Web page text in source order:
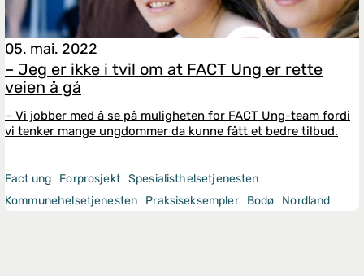
05. mai. 2022
– Jeg er ikke i tvil om at FACT Ung er rette
veien å gå
– Vi jobber med å se på muligheten for FACT Ung-team fordi
vi tenker mange ungdommer da kunne fått et bedre tilbud.
Fact ung Forprosjekt Spesialisthelsetjenesten
Kommunehelsetjenesten
Praksiseksempler Bodø Nordland